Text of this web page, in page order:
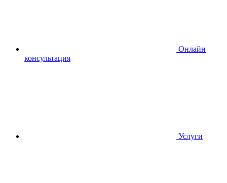
Онлайн
консультация
Услуги